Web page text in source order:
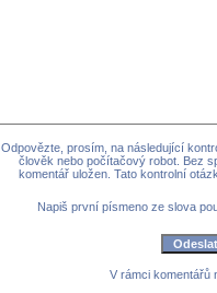
Odpovězte, prosím, na následující
člověk nebo počítačový robot. Bez
komentář uložen. Tato kontrolní
Napiš první písmeno ze slova
V rámci komentářů